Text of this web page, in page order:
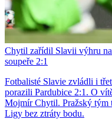
Chytil zařídil Slavii výhru
soupeře 2:1
Fotbalisté Slavie zvládli i
porazili Pardubice 2:1. O
Mojmír Chytil. Pražský tým
Ligy bez ztráty bodu.